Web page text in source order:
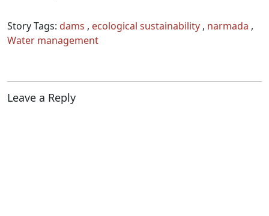
Story Tags: dams , ecological sustainability , narmada ,
Water management
Leave a Reply